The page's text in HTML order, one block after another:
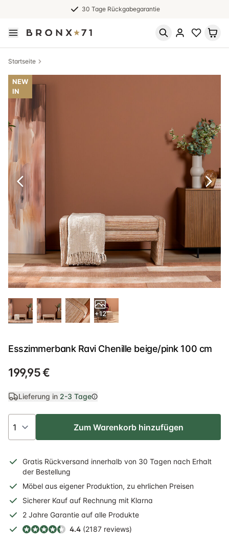
30 Tage Rückgabegarantie
Startseite
NEW
IN
+12
Esszimmerbank Ravi Chenille beige/pink 100 cm
199,95 €
Lieferung in 2-3 Tage
Zum Warenkorb hinzufügen
Gratis Rückversand innerhalb von 30 Tagen nach Erhalt
der Bestellung
Möbel aus eigener Produktion, zu ehrlichen Preisen
Sicherer Kauf auf Rechnung mit Klarna
2 Jahre Garantie auf alle Produkte
4.4 (2187 reviews)